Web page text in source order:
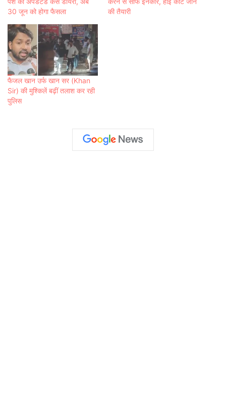
30 जून को होगा फैसला
की तैयारी
फैजल खान उर्फ खान सर (Khan
Sir) की मुश्किलें बढ़ीं तलाश कर रही
पुलिस